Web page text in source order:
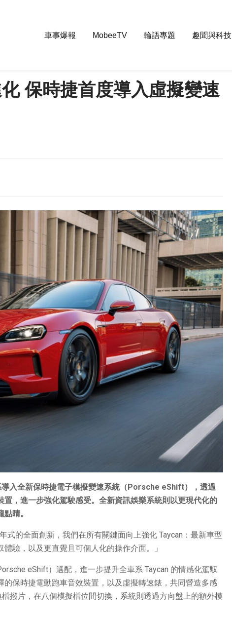
車事爆報 MobeeTV 輪語專題 趣聞與科技
保時捷首度導入虛擬變速
入全新保時捷電子模擬變速系統（Porsche eShift），透過
，進一步強化駕駛感受。全新資訊娛樂系統則以更現代化的
睛。
式的全面創新，我們在所有關鍵面向上強化 Taycan：最新車型
驗，以及更直覺且可個人化的操作介面。」
eShift）選配，進一步提升全車系 Taycan 的情感化駕馭
保時捷電動跑車音效裝置，以及虛擬轉速錶，共同營造多感
撥片，在八個模擬檔位間切換，系統則透過方向盤上的額外模